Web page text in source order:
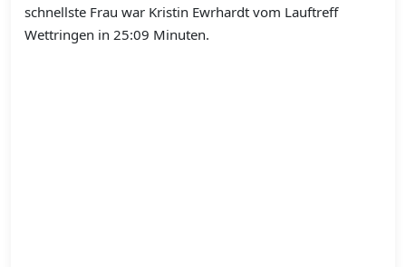
schnellste Frau war Kristin Ewrhardt vom Lauftreff
Wettringen in 25:09 Minuten.